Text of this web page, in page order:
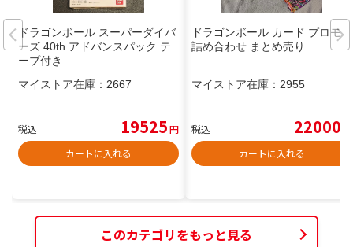
ドラゴンボール スーパーダイバ
ーズ 40th アドバンスパック テ
ープ付き
マイストア在庫： 2667
税込 19525円
カートに入れる
ドラゴンボール カード プロモ
詰め合わせ まとめ売り
マイストア在庫： 2955
税込 22000
カートに入れる
このカテゴリをもっと見る